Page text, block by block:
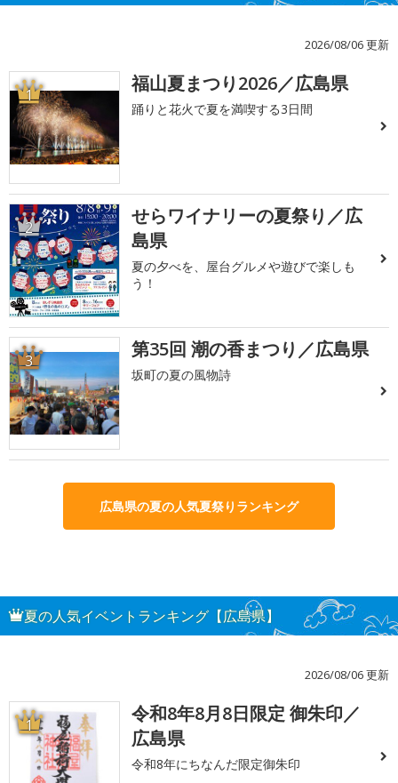
2026/08/06 更新
1 福山夏まつり2026／広島県
踊りと花火で夏を満喫する3日間
2
せらワイナリーの夏祭り／広
島県
夏の夕べを、屋台グルメや遊びで楽しも
う！
3 第35回 潮の香まつり／広島県
坂町の夏の風物詩
広島県の夏の人気夏祭りランキング
夏の人気イベントランキング【広島県】
2026/08/06 更新
1
令和8年8月8日限定 御朱印／
広島県
令和8年にちなんだ限定御朱印